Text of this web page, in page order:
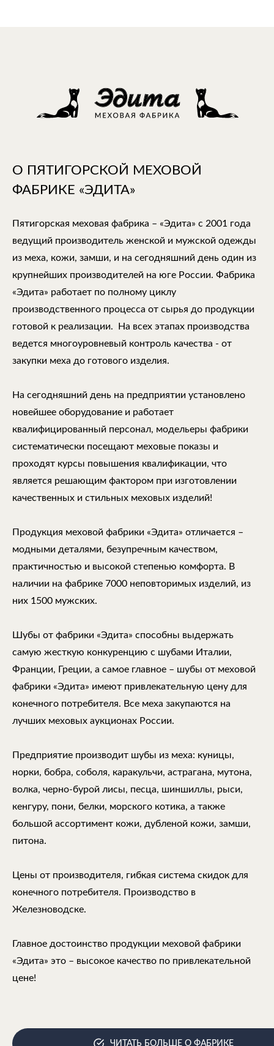
О ПЯТИГОРСКОЙ МЕХОВОЙ
ФАБРИКЕ «ЭДИТА»
Пятигорская меховая фабрика – «Эдита» с 2001 года
ведущий производитель женской и мужской одежды
из меха, кожи, замши, и на сегодняшний день один из
крупнейших производителей на юге России. Фабрика
«Эдита» работает по полному циклу
производственного процесса от сырья до продукции
готовой к реализации. На всех этапах производства
ведется многоуровневый контроль качества - от
закупки меха до готового изделия.
На сегодняшний день на предприятии установлено
новейшее оборудование и работает
квалифицированный персонал, модельеры фабрики
систематически посещают меховые показы и
проходят курсы повышения квалификации, что
является решающим фактором при изготовлении
качественных и стильных меховых изделий!
Продукция меховой фабрики «Эдита» отличается –
модными деталями, безупречным качеством,
практичностью и высокой степенью комфорта. В
наличии на фабрике 7000 неповторимых изделий, из
них 1500 мужских.
Шубы от фабрики «Эдита» способны выдержать
самую жесткую конкуренцию с шубами Италии,
Франции, Греции, а самое главное – шубы от меховой
фабрики «Эдита» имеют привлекательную цену для
конечного потребителя. Все меха закупаются на
лучших меховых аукционах России.
Предприятие производит шубы из меха: куницы,
норки, бобра, соболя, каракульчи, астрагана, мутона,
волка, черно-бурой лисы, песца, шиншиллы, рыси,
кенгуру, пони, белки, морского котика, а также
большой ассортимент кожи, дубленой кожи, замши,
питона.
Цены от производителя, гибкая система скидок для
конечного потребителя. Производство в
Железноводске.
Главное достоинство продукции меховой фабрики
«Эдита» это – высокое качество по привлекательной
цене!
ЧИТАТЬ БОЛЬШЕ О ФАБРИКЕ